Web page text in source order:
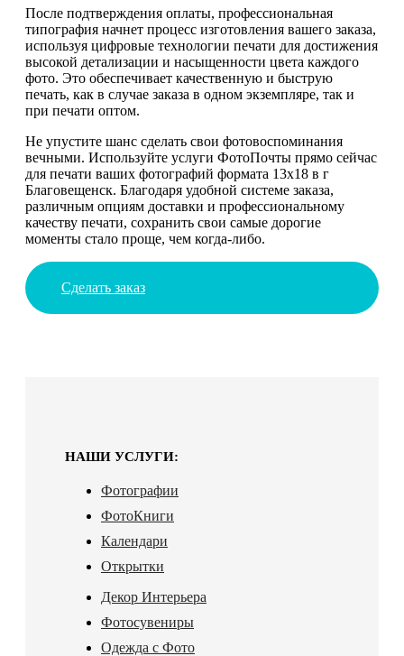
После подтверждения оплаты, профессиональная
типография начнет процесс изготовления вашего заказа,
используя цифровые технологии печати для достижения
высокой детализации и насыщенности цвета каждого
фото. Это обеспечивает качественную и быструю
печать, как в случае заказа в одном экземпляре, так и
при печати оптом.
Не упустите шанс сделать свои фотовоспоминания
вечными. Используйте услуги ФотоПочты прямо сейчас
для печати ваших фотографий формата 13х18 в г
Благовещенск. Благодаря удобной системе заказа,
различным опциям доставки и профессиональному
качеству печати, сохранить свои самые дорогие
моменты стало проще, чем когда-либо.
Сделать заказ
НАШИ УСЛУГИ:
Фотографии
ФотоКниги
Календари
Открытки
Декор Интерьера
Фотосувениры
Одежда с Фото